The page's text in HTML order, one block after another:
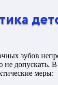
зубов
не допускать.
меры: